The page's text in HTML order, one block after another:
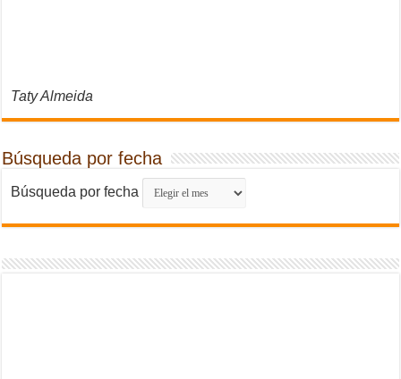
Taty Almeida
Búsqueda por fecha
Búsqueda por fecha